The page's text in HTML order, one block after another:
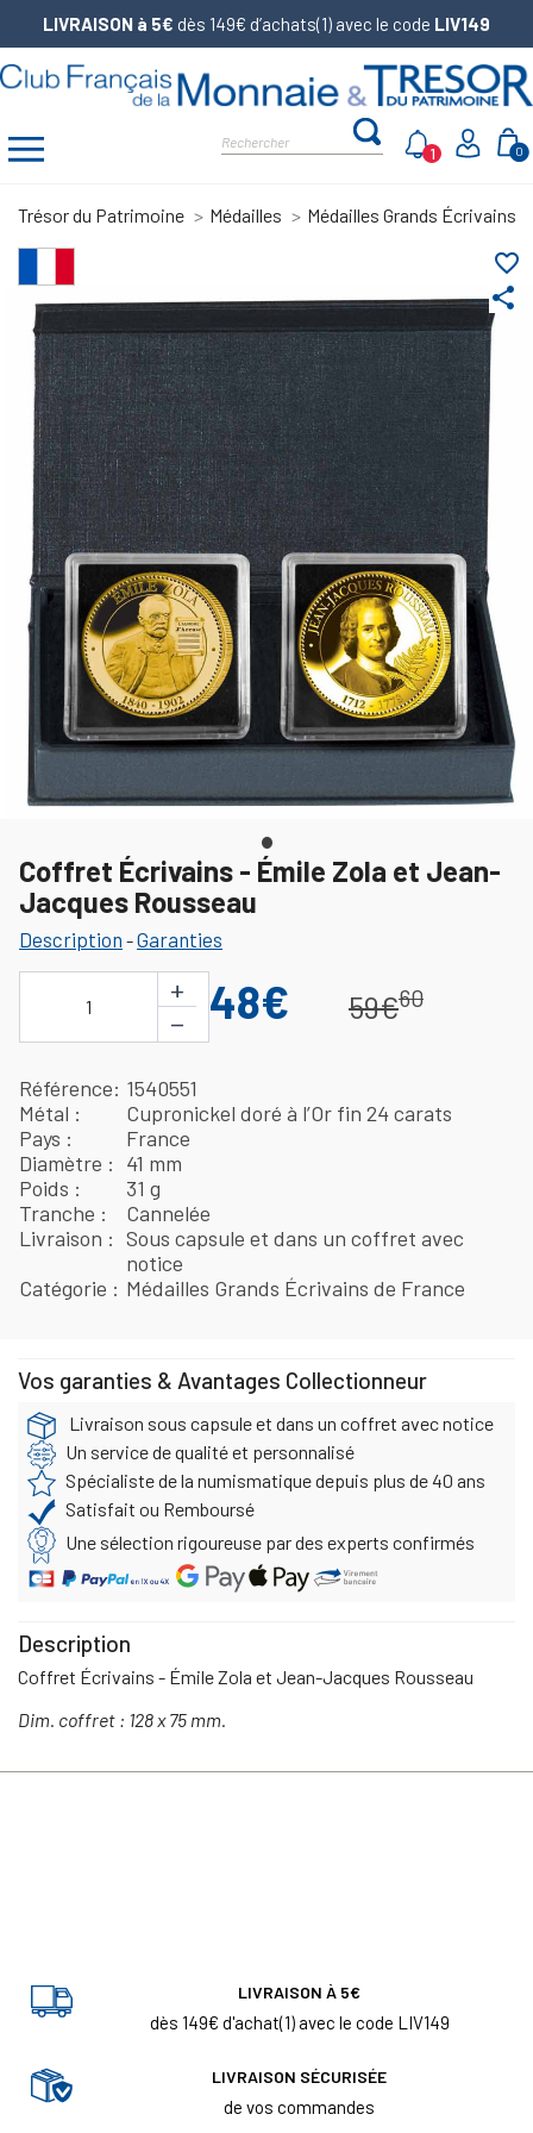
LIVRAISON à 5€ dès 149€ d’achats(1) avec le code LIV149
0
1
Trésor du Patrimoine Médailles Médailles Grands Écrivains
share
favorite_border
Coffret Écrivains - Émile Zola et Jean-
Jacques Rousseau
Description -Garanties
1
+
−
48€ 59€60
Référence 1540551
Métal
Cupronickel doré à l’Or fin 24 carats
Pays
France
Diamètre
41 mm
Poids
31 g
Tranche
Cannelée
Livraison
Sous capsule et dans un coffret avec
notice
Catégorie
Médailles Grands Écrivains de France
Vos garanties & Avantages Collectionneur
Livraison sous capsule et dans un coffret avec notice
Un service de qualité et personnalisé
Spécialiste de la numismatique depuis plus de 40 ans
Satisfait ou Remboursé
Une sélection rigoureuse par des experts confirmés
Description
Coffret Écrivains - Émile Zola et Jean-Jacques Rousseau
Dim. coffret : 128 x 75 mm.
LIVRAISON À 5€
dès 149€ d'achat(1) avec le code LIV149
LIVRAISON SÉCURISÉE
de vos commandes